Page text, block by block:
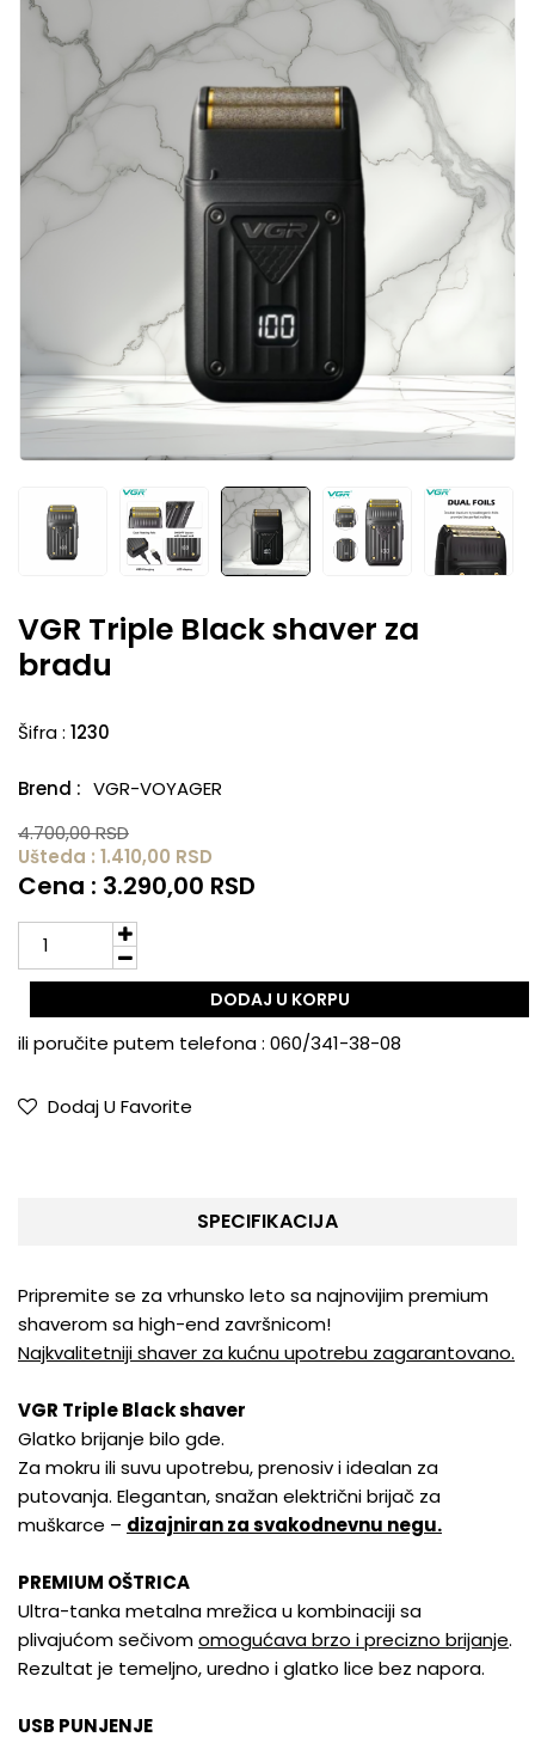
VGR Triple Black shaver za
bradu
Šifra : 1230
Brend : VGR-VOYAGER
4.700,00 RSD
Ušteda : 1.410,00 RSD
Cena : 3.290,00 RSD
DODAJ U KORPU
ili poručite putem telefona : 060/341-38-08
Dodaj U Favorite
SPECIFIKACIJA
Pripremite se za vrhunsko leto sa najnovijim premium
shaverom sa high-end završnicom!
Najkvalitetniji shaver za kućnu upotrebu zagarantovano.
VGR Triple Black shaver
Glatko brijanje bilo gde.
Za mokru ili suvu upotrebu, prenosiv i idealan za
putovanja. Elegantan, snažan električni brijač za
muškarce – dizajniran za svakodnevnu negu.
PREMIUM OŠTRICA
Ultra-tanka metalna mrežica u kombinaciji sa
plivajućom sečivomomogućava brzo i precizno brijanje.
Rezultat je temeljno, uredno i glatko lice bez napora.
USB PUNJENJE